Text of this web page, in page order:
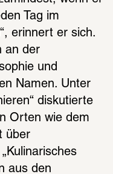
Tag im
erinnert er sich.
an der
und
Namen. Unter
diskutierte
Orten wie dem
über
aus den